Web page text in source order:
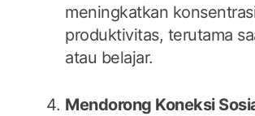
meningkatkan
produktivitas, terutama
atau belajar.
Mendorong Koneksi